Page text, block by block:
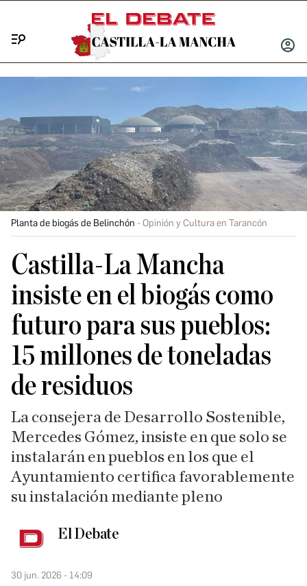
INICIAR
Planta de biogás de Belinchón Opinión y Cultura en Tarancón
Castilla-La Mancha
insiste en el biogás como
futuro para sus pueblos:
15 millones de toneladas
de residuos
La consejera de Desarrollo Sostenible,
Mercedes Gómez, insiste en que solo se
instalarán en pueblos en los que el
Ayuntamiento certifica favorablemente
su instalación mediante pleno
El Debate
30 jun. 2026 - 14:09